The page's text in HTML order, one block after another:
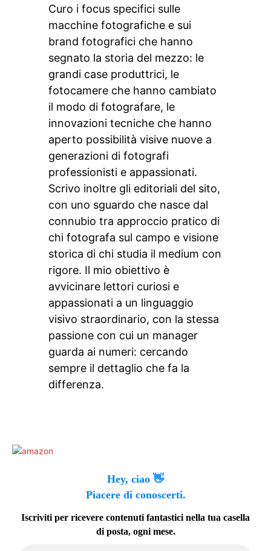
Curo i focus specifici sulle
macchine fotografiche e sui
brand fotografici che hanno
segnato la storia del mezzo: le
grandi case produttrici, le
fotocamere che hanno cambiato
il modo di fotografare, le
innovazioni tecniche che hanno
aperto possibilità visive nuove a
generazioni di fotografi
professionisti e appassionati.
Scrivo inoltre gli editoriali del sito,
con uno sguardo che nasce dal
connubio tra approccio pratico di
chi fotografa sul campo e visione
storica di chi studia il medium con
rigore. Il mio obiettivo è
avvicinare lettori curiosi e
appassionati a un linguaggio
visivo straordinario, con la stessa
passione con cui un manager
guarda ai numeri: cercando
sempre il dettaglio che fa la
differenza.
Hey, ciao 👋
Piacere di conoscerti.
Iscriviti per ricevere contenuti fantastici nella tua casella
di posta, ogni mese.